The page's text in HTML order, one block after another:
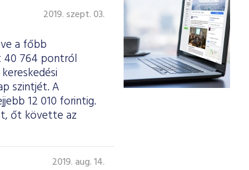
2019. szept. 03.
a főbb
40 764 pontról
szintjét. A
12 010 forintig.
őt követte az
2019. aug. 14.